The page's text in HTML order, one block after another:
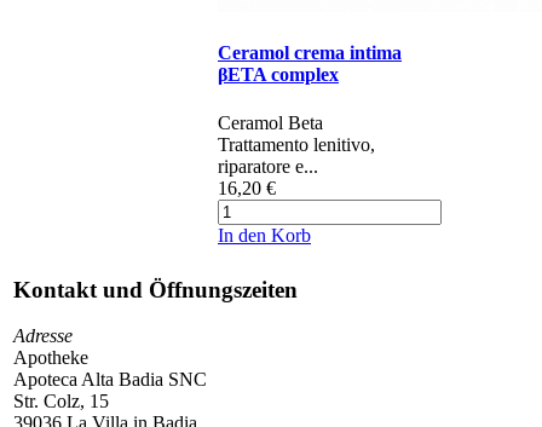
Ceramol crema intima
βETA complex
Ceramol Beta ​
Trattamento lenitivo,
riparatore e...
16,20 €
In den Korb
Kontakt und Öffnungszeiten
Adresse
Apotheke
Apoteca Alta Badia SNC
Str. Colz, 15